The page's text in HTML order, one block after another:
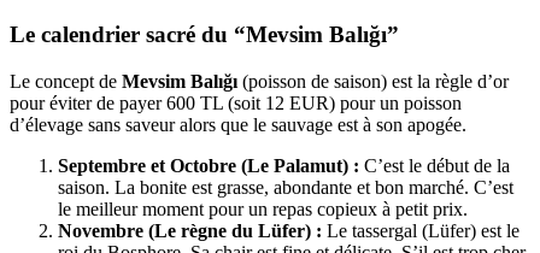
Le calendrier sacré du “Mevsim Balığı”
Le concept de Mevsim Balığı (poisson de saison) est la règle d’or
pour éviter de payer 600 TL (soit 12 EUR) pour un poisson
d’élevage sans saveur alors que le sauvage est à son apogée.
Septembre et Octobre (Le Palamut) : C’est le début de la
saison. La bonite est grasse, abondante et bon marché. C’est
le meilleur moment pour un repas copieux à petit prix.
Novembre (Le règne du Lüfer) : Le tassergal (Lüfer) est le